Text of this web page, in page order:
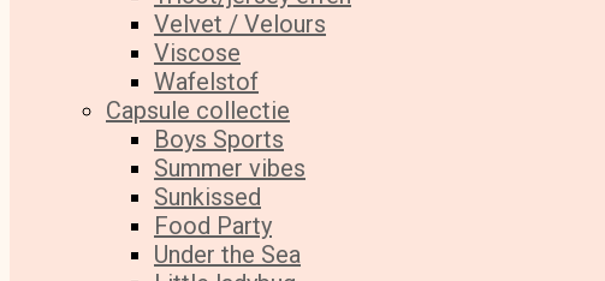
Velvet / Velours
Viscose
Wafelstof
Capsule collectie
Boys Sports
Summer vibes
Sunkissed
Food Party
Under the Sea